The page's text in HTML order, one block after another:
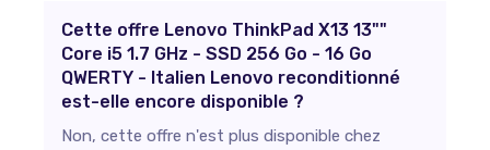
Cette offre Lenovo ThinkPad X13 13""
Core i5 1.7 GHz - SSD 256 Go - 16 Go
QWERTY - Italien Lenovo reconditionné
est-elle encore disponible ?
Non, cette offre n'est plus disponible chez